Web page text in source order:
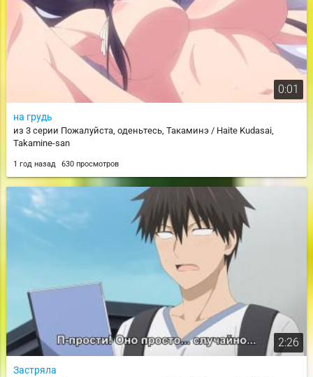
0:01
на грудь
из 3 серии Пожалуйста, оденьтесь, Такаминэ / Haite Kudasai,
Takamine-san
1 год назад 630 просмотров
2:26
Застряла